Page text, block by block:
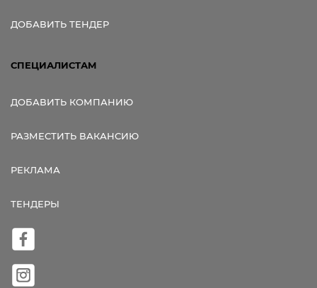
ДОБАВИТЬ ТЕНДЕР
СПЕЦИАЛИСТАМ
ДОБАВИТЬ КОМПАНИЮ
РАЗМЕСТИТЬ ВАКАНСИЮ
РЕКЛАМА
ТЕНДЕРЫ